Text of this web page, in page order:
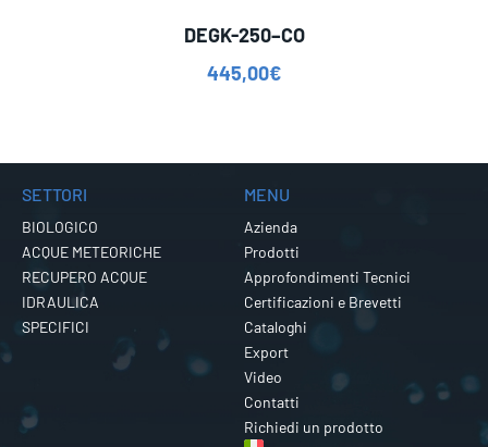
DEGK-250–CO
445,00€
SETTORI
BIOLOGICO
ACQUE METEORICHE
RECUPERO ACQUE
IDRAULICA
SPECIFICI
MENU
Azienda
Prodotti
Approfondimenti Tecnici
Certificazioni e Brevetti
Cataloghi
Export
Video
Contatti
Richiedi un prodotto